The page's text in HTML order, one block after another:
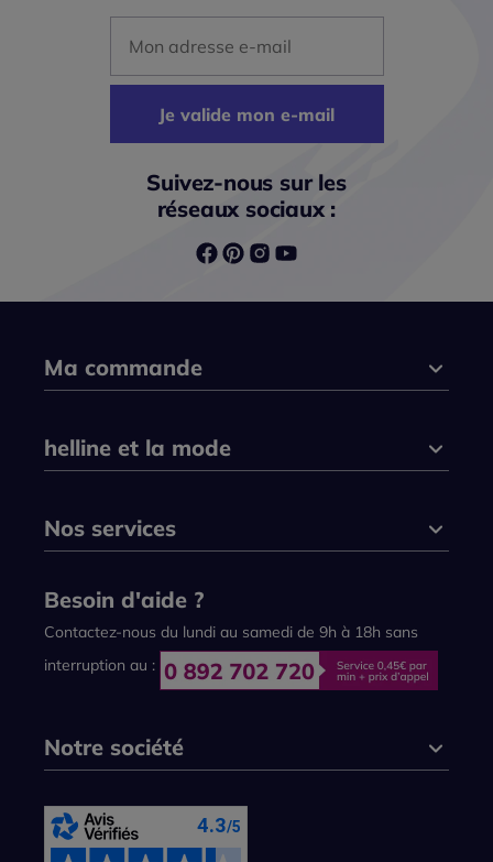
Je valide mon e-mail
Suivez-nous sur les
réseaux sociaux :
Ma commande
helline et la mode
Nos services
Besoin d'aide ?
Contactez-nous du lundi au samedi de 9h à 18h sans
interruption au :
Notre société